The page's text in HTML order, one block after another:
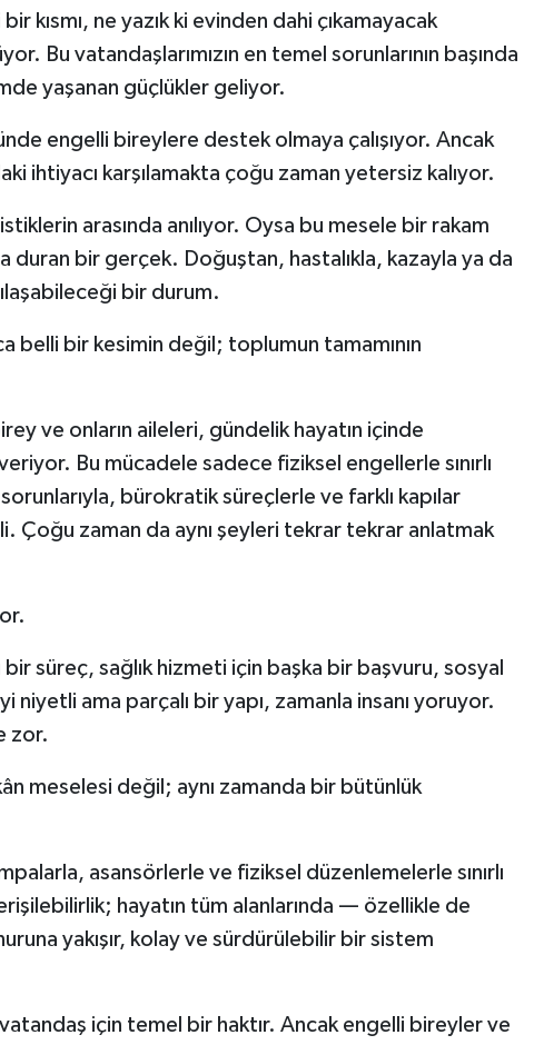
kısmı, ne yazık ki evinden dahi çıkamayacak
Bu vatandaşlarımızın en temel sorunlarının başında
yaşanan güçlükler geliyor.
engelli bireylere destek olmaya çalışıyor. Ancak
ihtiyacı karşılamakta çoğu zaman yetersiz kalıyor.
arasında anılıyor. Oysa bu mesele bir rakam
duran bir gerçek. Doğuştan, hastalıkla, kazayla ya da
bir durum.
belli bir kesimin değil; toplumun tamamının
ve onların aileleri, gündelik hayatın içinde
Bu mücadele sadece fiziksel engellerle sınırlı
bürokratik süreçlerle ve farklı kapılar
Çoğu zaman da aynı şeyleri tekrar tekrar anlatmak
süreç, sağlık hizmeti için başka bir başvuru, sosyal
niyetli ama parçalı bir yapı, zamanla insanı yoruyor.
zor.
meselesi değil; aynı zamanda bir bütünlük
asansörlerle ve fiziksel düzenlemelerle sınırlı
hayatın tüm alanlarında — özellikle de
yakışır, kolay ve sürdürülebilir bir sistem
için temel bir haktır. Ancak engelli bireyler ve